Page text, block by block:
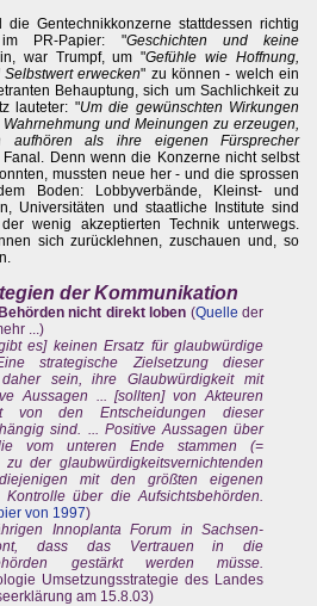
die Gentechnikkonzerne stattdessen richtig
PR-Papier: "Geschichten und keine
war Trumpf, um "Gefühle wie Hoffnung,
erwecken" zu können - welch ein
Behauptung, sich um Sachlichkeit zu
lauteter: "Um die gewünschten Wirkungen
und Meinungen zu erzeugen,
aufhören als ihre eigenen Fürsprecher
Denn wenn die Konzerne nicht selbst
mussten neue her - und die sprossen
Boden: Lobbyverbände, Kleinst- und
Universitäten und staatliche Institute sind
wenig akzeptierten Technik unterwegs.
sich zurücklehnen, zuschauen und, so
der Kommunikation
nicht direkt loben (Quelle der
...)
es] keinen Ersatz für glaubwürdige
strategische Zielsetzung dieser
sein, ihre Glaubwürdigkeit mit
Aussagen ... [sollten] von Akteuren
von den Entscheidungen dieser
sind. ... Positive Aussagen über
vom unteren Ende stammen (=
der glaubwürdigkeitsvernichtenden
mit den größten eigenen
über die Aufsichtsbehörden.
von 1997)
Innoplanta Forum in Sachsen-
dass das Vertrauen in die
gestärkt werden müsse.
Umsetzungsstrategie des Landes
am 15.8.03)